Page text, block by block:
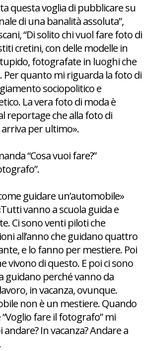
questa voglia di pubblicare su
di una banalità assoluta”,
“Di solito chi vuol fare foto di
cretini, con delle modelle in
fotografate in luoghi che
Per quanto mi riguarda la foto di
sociopolitico e
La vera foto di moda è
reportage che alla foto di
per ultimo».
“Cosa vuoi fare?”
guidare un’automobile»
vanno a scuola guida e
Ci sono venti piloti che
all’anno che guidano quattro
e lo fanno per mestiere. Poi
vivono di questo. E poi ci sono
guidano perché vanno da
in vacanza, ovunque.
non è un mestiere. Quando
fare il fotografo” mi
andare? In vacanza? Andare a